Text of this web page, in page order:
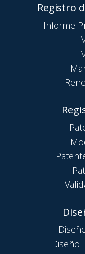
Registro
Informe
Diseño